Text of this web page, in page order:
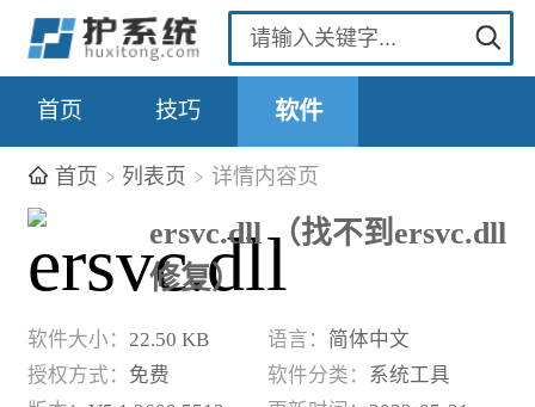
首页 技巧 软件
首页 列表页 详情内容页
ersvc.dll （找不到ersvc.dll
修复）
软件大小：22.50 KB 语言： 简体中文
授权方式： 免费 软件分类： 系统工具